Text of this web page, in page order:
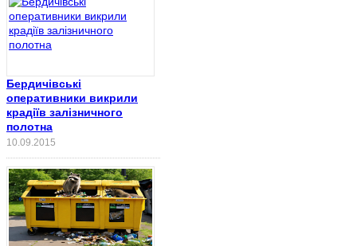
Бердичівські
оперативники викрили
крадіїв залізничного
полотна
10.09.2015